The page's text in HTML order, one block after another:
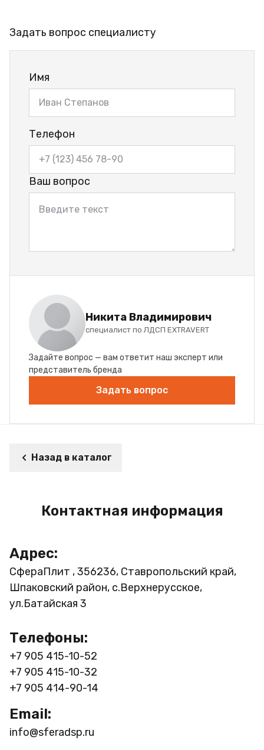
Задать вопрос специалисту
Имя
Телефон
Ваш вопрос
Никита Владимирович
специалист по ЛДСП EXTRAVERT
Задайте вопрос — вам ответит наш эксперт или
представитель бренда
Задать вопрос
Назад в каталог
Контактная информация
Адрес:
СфераПлит , 356236, Ставропольский край,
Шпаковский район, с.Верхнерусское,
ул.Батайская 3
Телефоны:
+7 905 415-10-52
+7 905 415-10-32
+7 905 414-90-14
Email:
info@sferadsp.ru